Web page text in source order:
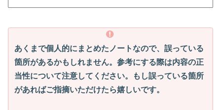
あくまで個人的にまとめたノートなので、誤っている
箇所があるかもしれません。参考にする際は内容の正
当性について注意してください。もし誤っている箇所
があればご指摘いただけたら嬉しいです。